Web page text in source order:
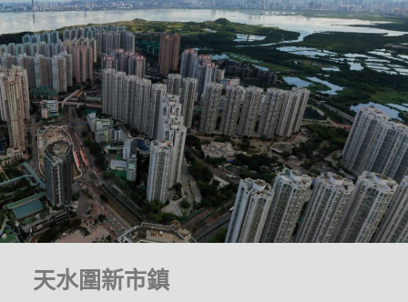
天水圍新市鎮